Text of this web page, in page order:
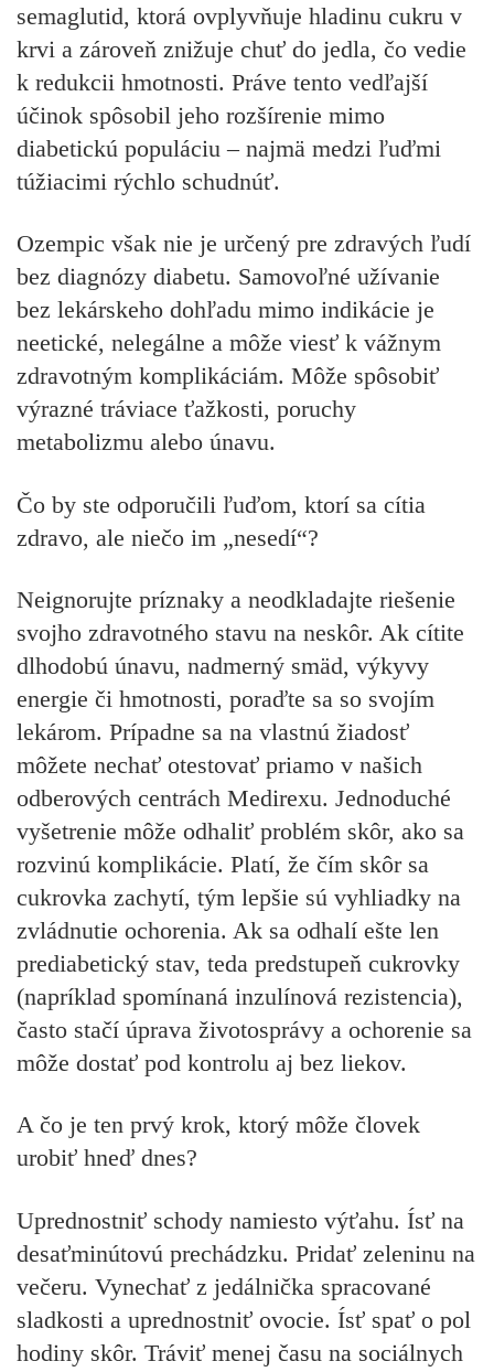
semaglutid, ktorá ovplyvňuje hladinu cukru v
krvi a zároveň znižuje chuť do jedla, čo vedie
k redukcii hmotnosti. Práve tento vedľajší
účinok spôsobil jeho rozšírenie mimo
diabetickú populáciu – najmä medzi ľuďmi
túžiacimi rýchlo schudnúť.
Ozempic však nie je určený pre zdravých ľudí
bez diagnózy diabetu. Samovoľné užívanie
bez lekárskeho dohľadu mimo indikácie je
neetické, nelegálne a môže viesť k vážnym
zdravotným komplikáciám. Môže spôsobiť
výrazné tráviace ťažkosti, poruchy
metabolizmu alebo únavu.
Čo by ste odporučili ľuďom, ktorí sa cítia
zdravo, ale niečo im „nesedí“?
Neignorujte príznaky a neodkladajte riešenie
svojho zdravotného stavu na neskôr. Ak cítite
dlhodobú únavu, nadmerný smäd, výkyvy
energie či hmotnosti, poraďte sa so svojím
lekárom. Prípadne sa na vlastnú žiadosť
môžete nechať otestovať priamo v našich
odberových centrách Medirexu. Jednoduché
vyšetrenie môže odhaliť problém skôr, ako sa
rozvinú komplikácie. Platí, že čím skôr sa
cukrovka zachytí, tým lepšie sú vyhliadky na
zvládnutie ochorenia. Ak sa odhalí ešte len
prediabetický stav, teda predstupeň cukrovky
(napríklad spomínaná inzulínová rezistencia),
často stačí úprava životosprávy a ochorenie sa
môže dostať pod kontrolu aj bez liekov.
A čo je ten prvý krok, ktorý môže človek
urobiť hneď dnes?
Uprednostniť schody namiesto výťahu. Ísť na
desaťminútovú prechádzku. Pridať zeleninu na
večeru. Vynechať z jedálnička spracované
sladkosti a uprednostniť ovocie. Ísť spať o pol
hodiny skôr. Tráviť menej času na sociálnych